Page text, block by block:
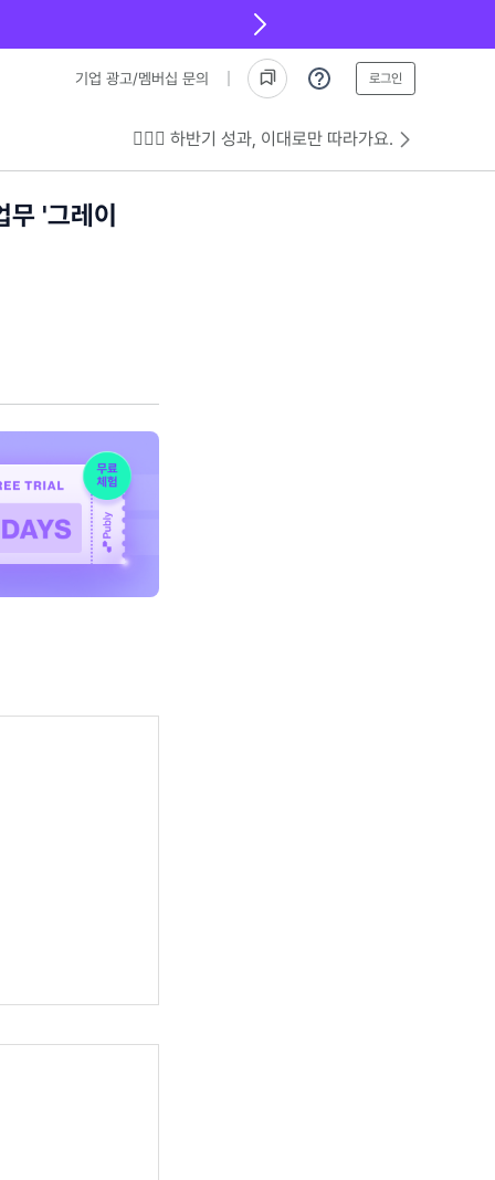
기업 광고/멤버십 문의 로그인
💁🏻‍♂️ 하반기 성과, 이대로만 따라가요.
'그레이